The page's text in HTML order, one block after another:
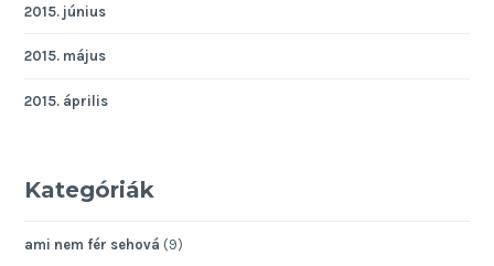
2015. június
2015. május
2015. április
Kategóriák
ami nem fér sehová (9)